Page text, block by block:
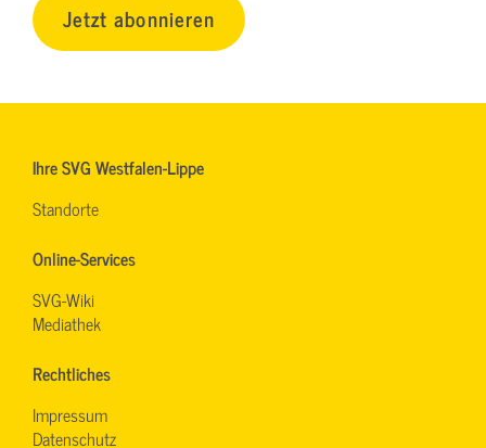
Jetzt abonnieren
Ihre SVG Westfalen-Lippe
Standorte
Online-Services
SVG-Wiki
Mediathek
Rechtliches
Impressum
Datenschutz